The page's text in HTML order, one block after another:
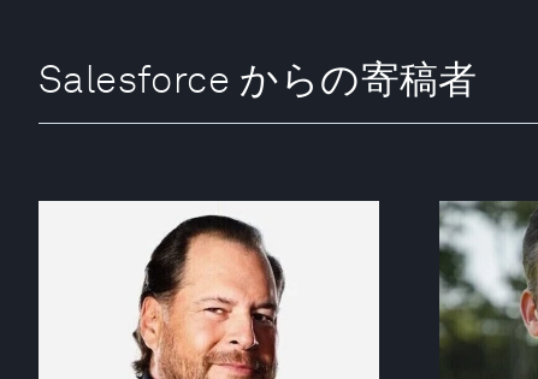
Salesforce からの寄稿者